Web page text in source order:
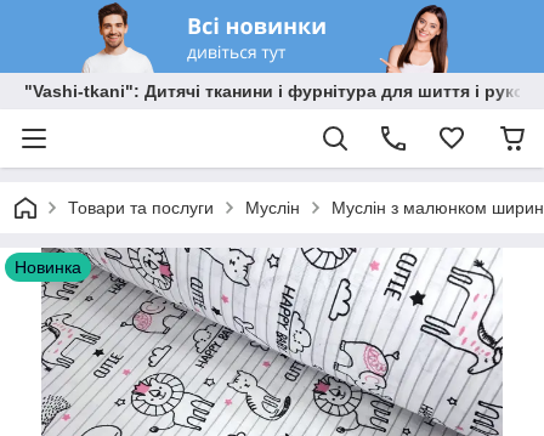
"Vashi-tkani": Дитячі тканини і фурнітура для шиття і
Товари та послуги Муслін Муслін з малюнком
Новинка